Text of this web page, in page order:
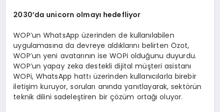
2030’da unicorn olmayı hedefliyor
WOP’un WhatsApp üzerinden de kullanılabilen
uygulamasına da devreye aldıklarını belirten Özot,
WOP’un yeni avatarının iseWOPi olduğunu duyurdu.
WOP’un yapay zeka destekli dijital müşteri asistanı
WOPi, WhatsApp hattı üzerinden kullanıcılarla birebir
iletişim kuruyor, soruları anında yanıtlayarak, sektörün
teknik dilini sadeleştiren bir çözüm ortağı oluyor.